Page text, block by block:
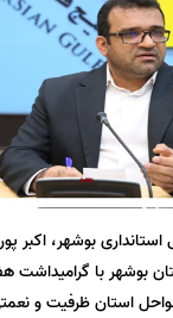
بوشهر، اکبر
بوشهر با گرامیداشت
استان ظرفیت و